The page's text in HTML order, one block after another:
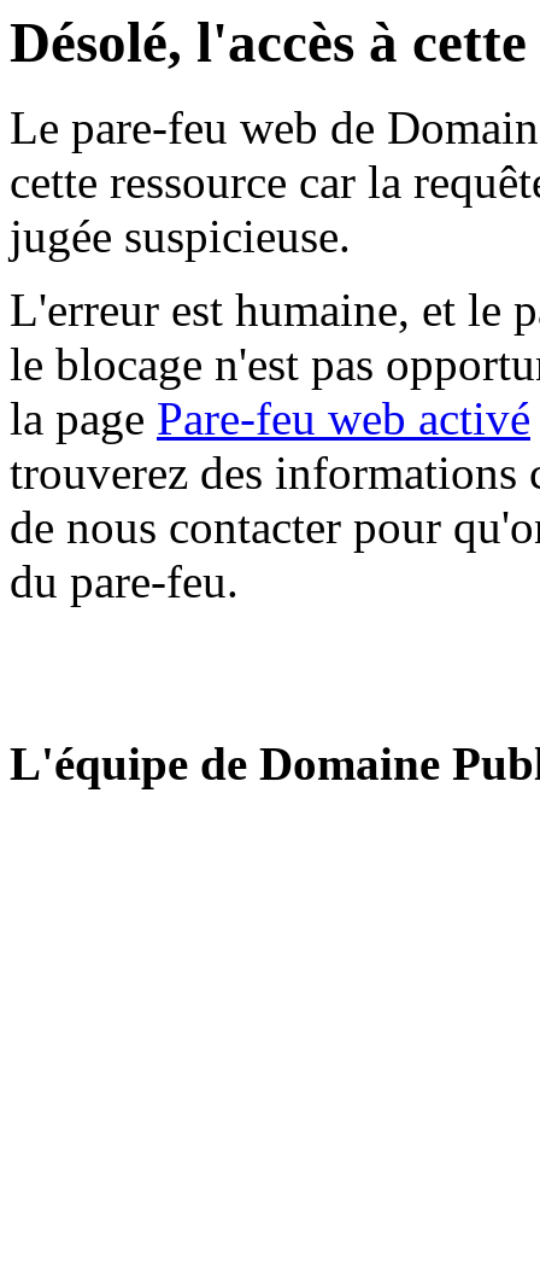
Désolé, l'accès à
Le pare-feu web de
cette ressource car la
jugée suspicieuse.
L'erreur est humaine, et le
le blocage n'est pas
la page Pare-feu web activé
trouverez des informations
de nous contacter pour
du pare-feu.
L'équipe de Domaine